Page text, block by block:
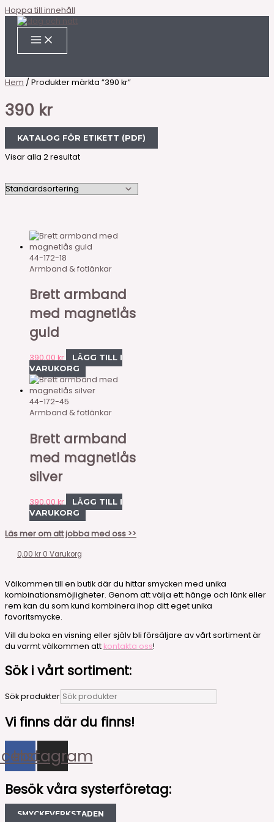
Hoppa till innehåll
Hem / Produkter märkta ”390 kr”
390 kr
KATALOG FÖR ETIKETT (PDF)
Visar alla 2 resultat
44-172-18
Armband & fotlänkar
Brett armband
med magnetlås
guld
390,00kr
LÄGG TILL I
VARUKORG
44-172-45
Armband & fotlänkar
Brett armband
med magnetlås
silver
390,00 kr
LÄGG TILL I
VARUKORG
Läs mer om att jobba med oss >>
0,00 kr 0 Varukorg
Välkommen till en butik där du hittar smycken med unika
kombinationsmöjligheter. Genom att välja ett hänge och länk eller
rem kan du som kund kombinera ihop ditt eget unika
favoritsmycke.
Vill du boka en visning eller själv bli försäljare av vårt sortiment är
du varmt välkommen att kontakta oss!
Sök i vårt sortiment:
Sök produkter
Vi finns där du finns!
Instagram
Besök våra systerföretag:
SMYCKEVERKSTADEN